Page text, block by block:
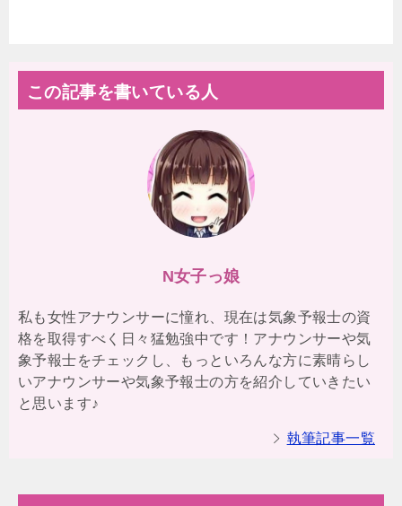
この記事を書いている人
N女子っ娘
私も女性アナウンサーに憧れ、現在は気象予報士の資
格を取得すべく日々猛勉強中です！アナウンサーや気
象予報士をチェックし、もっといろんな方に素晴らし
いアナウンサーや気象予報士の方を紹介していきたい
と思います♪
執筆記事一覧